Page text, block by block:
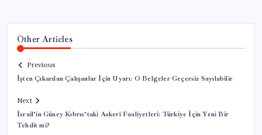
Other Articles
Previous
İşten Çıkarılan Çalışanlar İçin Uyarı: O Belgeler Geçersiz Sayılabilir
Next
İsrail’in Güney Kıbrıs’taki Askerî Faaliyetleri: Türkiye İçin Yeni Bir
Tehdit mi?